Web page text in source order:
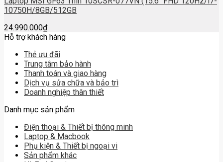
10750H/8GB/512GB
24.990.000₫
Hỗ trợ khách hàng
Thẻ ưu đãi
Trung tâm bảo hành
Thanh toán và giao hàng
Dịch vụ sửa chữa và bảo trì
Doanh nghiệp thân thiết
Danh mục sản phẩm
Điện thoại & Thiết bị thông minh
Laptop & Macbook
Phụ kiện & Thiết bị ngoại vi
Sản phẩm khác